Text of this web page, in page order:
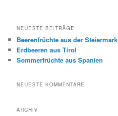
NEUESTE BEITRÄGE
Beerenfrüchte aus der Steiermark
Erdbeeren aus Tirol
Sommerfrüchte aus Spanien
NEUESTE KOMMENTARE
ARCHIV